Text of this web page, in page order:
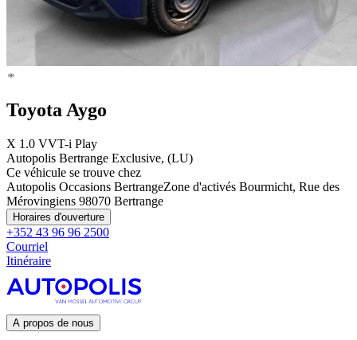
Toyota Aygo
X 1.0 VVT-i Play
Autopolis Bertrange Exclusive, (LU)
Ce véhicule se trouve chez
Autopolis Occasions BertrangeZone d'activés Bourmicht, Rue des
Mérovingiens 98070 Bertrange
Horaires d'ouverture
+352 43 96 96 2500
Courriel
Itinéraire
A propos de nous